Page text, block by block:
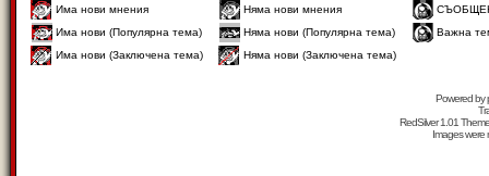
Има нови мнения Няма нови мнения
Има нови (Популярна тема)
Няма нови (Популярна тема)
Важна
Има нови (Заключена тема)
Няма нови (Заключена тема)
Powered by
RedSilver 1.01
Images were